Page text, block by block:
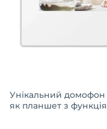
Унікальний домофон
як планшет з